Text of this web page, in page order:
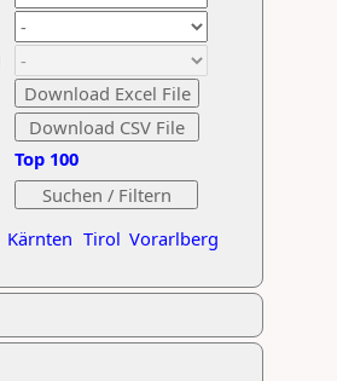
Kärnten Tirol Vorarlberg
Top 100